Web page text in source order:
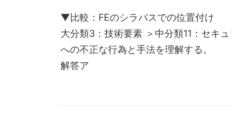
▼比較：FEのシラバスでの位置付け
大分類3：技術要素 ＞中分類11：セキ
への不正な行為と手法を理解する。
解答ア